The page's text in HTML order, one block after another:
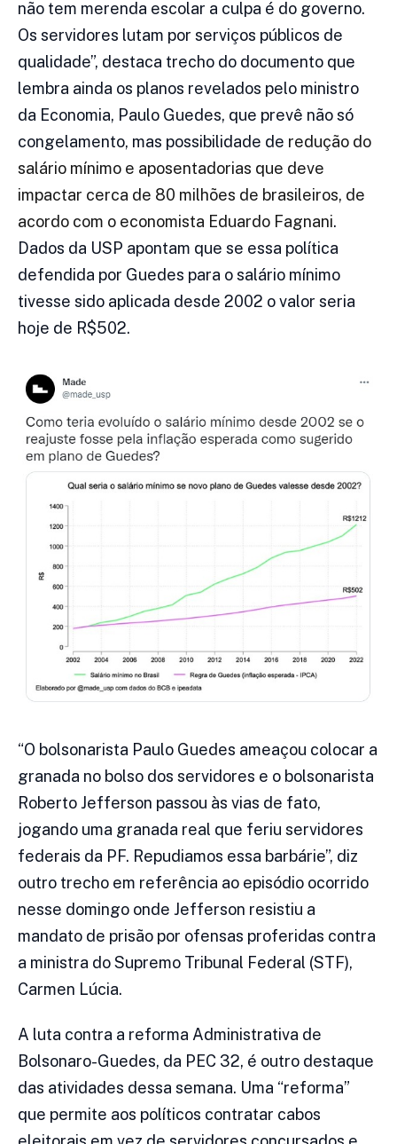
não tem merenda escolar a culpa é do governo.
Os servidores lutam por serviços públicos de
qualidade”, destaca trecho do documento que
lembra ainda os planos revelados pelo ministro
da Economia, Paulo Guedes, que prevê não só
congelamento, mas possibilidade de redução do
salário mínimo e aposentadorias que deve
impactar cerca de 80 milhões de brasileiros, de
acordo com o economista Eduardo Fagnani.
Dados da USP apontam que se essa política
defendida por Guedes para o salário mínimo
tivesse sido aplicada desde 2002 o valor seria
hoje de R$502.
“O bolsonarista Paulo Guedes ameaçou colocar a
granada no bolso dos servidores e o bolsonarista
Roberto Jefferson passou às vias de fato,
jogando uma granada real que feriu servidores
federais da PF. Repudiamos essa barbárie”, diz
outro trecho em referência ao episódio ocorrido
nesse domingo onde Jefferson resistiu a
mandato de prisão por ofensas proferidas contra
a ministra do Supremo Tribunal Federal (STF),
Carmen Lúcia.
A luta contra a reforma Administrativa de
Bolsonaro-Guedes, da PEC 32, é outro destaque
das atividades dessa semana. Uma “reforma”
que permite aos políticos contratar cabos